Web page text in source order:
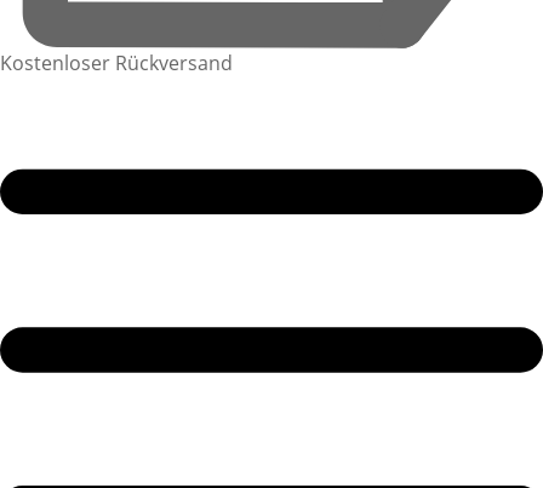
Kostenloser Rückversand